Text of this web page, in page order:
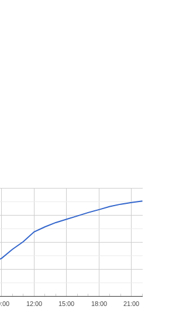
12:00 15:00 18:00 21:00